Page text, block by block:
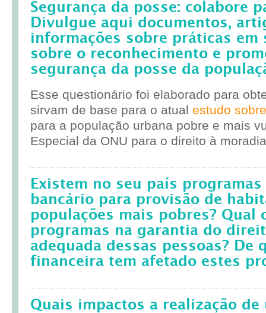
Segurança da posse: colabore
Divulgue aqui documentos,
informações sobre práticas em
sobre o reconhecimento e
segurança da posse da
Esse questionário foi elaborado para
sirvam de base para o atual estudo
para a população urbana pobre e mais
Especial da ONU para o direito à
Existem no seu país
bancário para provisão de
populações mais pobres? Qual
programas na garantia do
adequada dessas pessoas? De
financeira tem afetado estes
Quais impactos a realização de